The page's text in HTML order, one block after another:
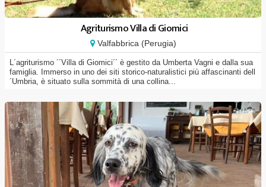
Agriturismo Villa di Giomici
Valfabbrica (Perugia)
L´agriturismo ´´Villa di Giomici´´ è gestito da Umberta Vagni e dalla sua
famiglia. Immerso in uno dei siti storico-naturalistici più affascinanti dell
´Umbria, è situato sulla sommità di una collina...